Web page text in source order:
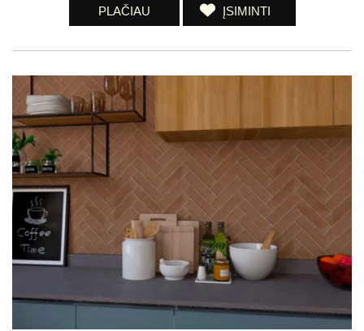
PLAČIAU ĮSIMINTI